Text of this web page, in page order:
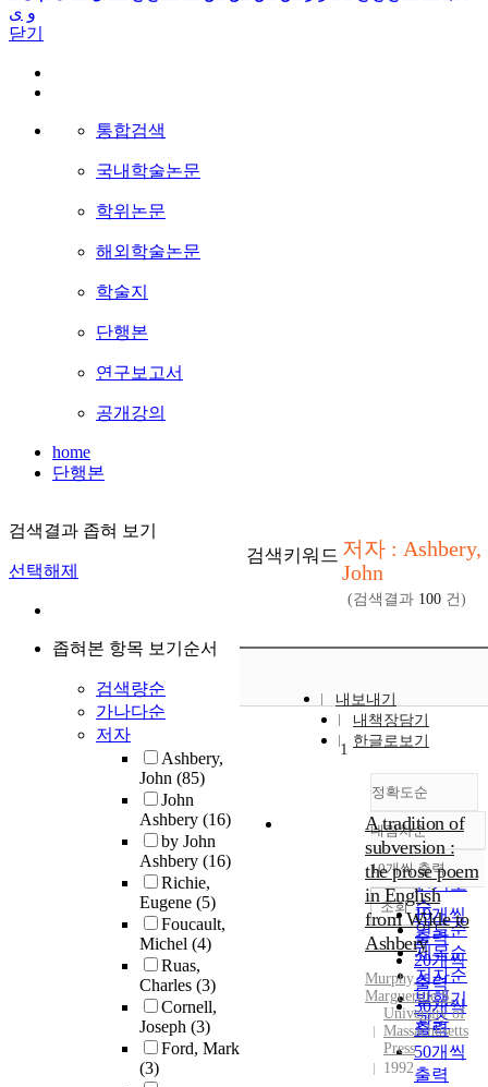
و ی
닫기
통합검색
국내학술논문
학위논문
해외학술논문
학술지
단행본
연구보고서
공개강의
home
단행본
검색결과 좁혀 보기
선택해제
좁혀본 항목 보기순서
검색량순
가나다순
저자
Ashbery,
John (85)
John
Ashbery (16)
by John
Ashbery (16)
Richie,
Eugene (5)
Foucault,
Michel (4)
Ruas,
Charles (3)
Cornell,
Joseph (3)
Ford, Mark
(3)
검색키워드 저자 : Ashbery,
John
(검색결과 100 건)
내보내기
내책장담기
한글로보기
정확도순
정확도
순
인기도
순
연도순
제목순
저자순
발행기
관순
내림차순
내림차순
10개씩 출력
10개씩
출력
20개씩
출력
30개씩
출력
50개씩
출력
조회
1
A tradition of
subversion :
the prose poem
in English
from Wilde to
Ashbery
Murphy,
Margueritte S.
University of
Massachusetts
Press
1992